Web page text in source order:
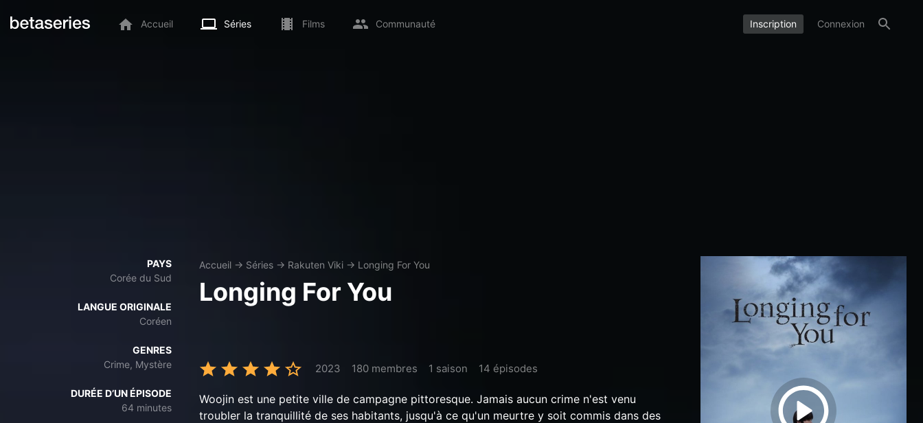
Accueil Séries Films Communauté Inscription Connexion
PAYS
Corée du Sud
LANGUE ORIGINALE
Coréen
GENRES
Crime, Mystère
DURÉE D’UN ÉPISODE
64 minutes
Accueil → Séries → Rakuten Viki → Longing For You
Longing For You
2023 180 membres 1 saison 14 épisodes
Woojin est une petite ville de campagne pittoresque. Jamais aucun crime n'est venu
troubler la tranquillité de ses habitants, jusqu'à ce qu'un meurtre y soit commis dans des